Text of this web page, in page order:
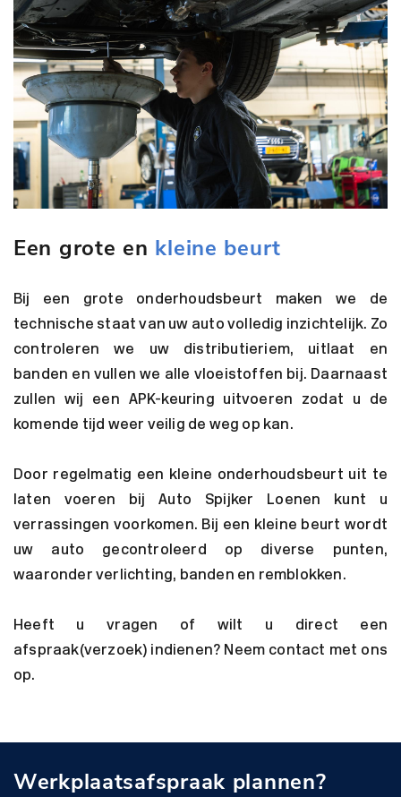
Een grote en kleine beurt
Bij een grote onderhoudsbeurt maken we de
technische staat van uw auto volledig inzichtelijk. Zo
controleren we uw distributieriem, uitlaat en
banden en vullen we alle vloeistoffen bij. Daarnaast
zullen wij een APK-keuring uitvoeren zodat u de
komende tijd weer veilig de weg op kan.
Door regelmatig een kleine onderhoudsbeurt uit te
laten voeren bij Auto Spijker Loenen kunt u
verrassingen voorkomen. Bij een kleine beurt wordt
uw auto gecontroleerd op diverse punten,
waaronder verlichting, banden en remblokken.
Heeft u vragen of wilt u direct een
afspraak(verzoek) indienen? Neem contact met ons
op.
Werkplaatsafspraak plannen?